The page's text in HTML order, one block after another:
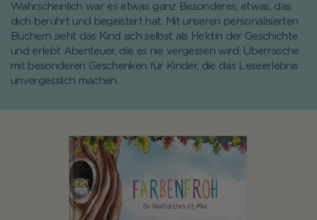
Wahrscheinlich war es etwas ganz Besonderes, etwas, das
dich berührt und begeistert hat. Mit unseren personalisierten
Büchern sieht das Kind sich selbst als Held:in der Geschichte
und erlebt Abenteuer, die es nie vergessen wird. Überrasche
mit besonderen Geschenken für Kinder, die das Leseerlebnis
unvergesslich machen.